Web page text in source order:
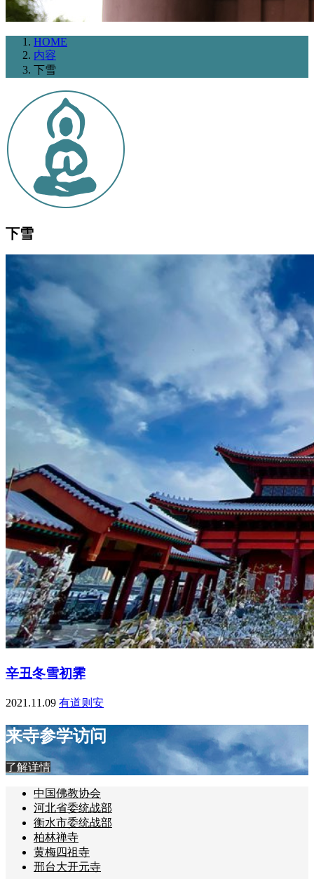
HOME
内容
下雪
下雪
辛丑冬雪初霁
2021.11.09 有道则安
来寺参学访问
了解详情
中国佛教协会
河北省委统战部
衡水市委统战部
柏林禅寺
黄梅四祖寺
邢台大开元寺